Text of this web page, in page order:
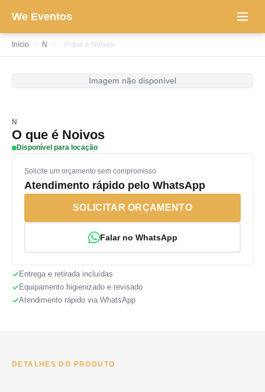
We Eventos
Início › N › O que é Noivos
Imagem não disponível
N
O que é Noivos
Disponível para locação
Solicite um orçamento sem compromisso
Atendimento rápido pelo WhatsApp
SOLICITAR ORÇAMENTO
Falar no WhatsApp
Entrega e retirada incluídas
Equipamento higienizado e revisado
Atendimento rápido via WhatsApp
DETALHES DO PRODUTO